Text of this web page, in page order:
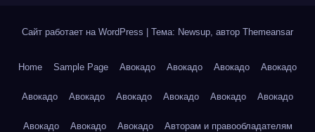
Сайт работает на WordPress Тема: Newsup, автор Themeansar
Home Sample Page Авокадо Авокадо Авокадо Авокадо
Авокадо Авокадо Авокадо Авокадо Авокадо Авокадо
Авокадо Авокадо Авокадо Авторам и правообладателям